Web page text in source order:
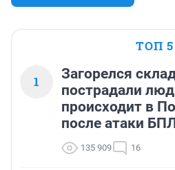
ТОП 5
1
Загорелся
пострадали
происходит в
после атаки
135 909 16